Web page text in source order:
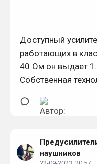
Доступный
работающих в
40 Ом он выдает
Собственная
наушников